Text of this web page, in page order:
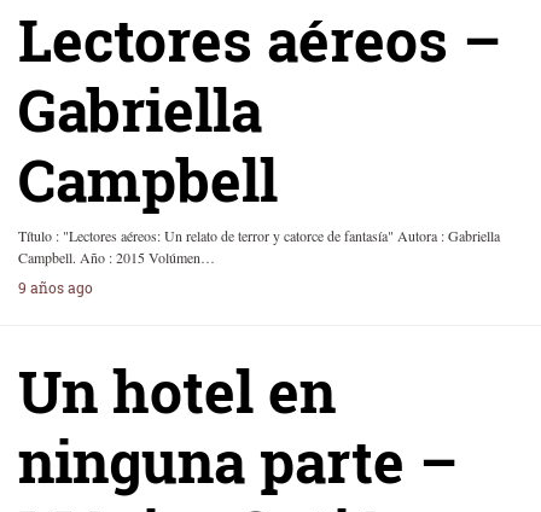
Lectores aéreos –
Gabriella
Campbell
Título : "Lectores aéreos: Un relato de terror y catorce de fantasía" Autora : Gabriella
Campbell. Año : 2015 Volúmen…
9 años ago
Un hotel en
ninguna parte –